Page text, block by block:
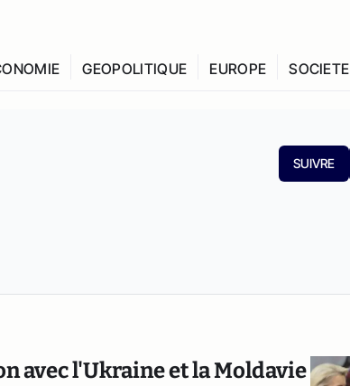
GEOPOLITIQUE EUROPE SOCIETE
SUIVRE
avec l'Ukraine et la Moldavie